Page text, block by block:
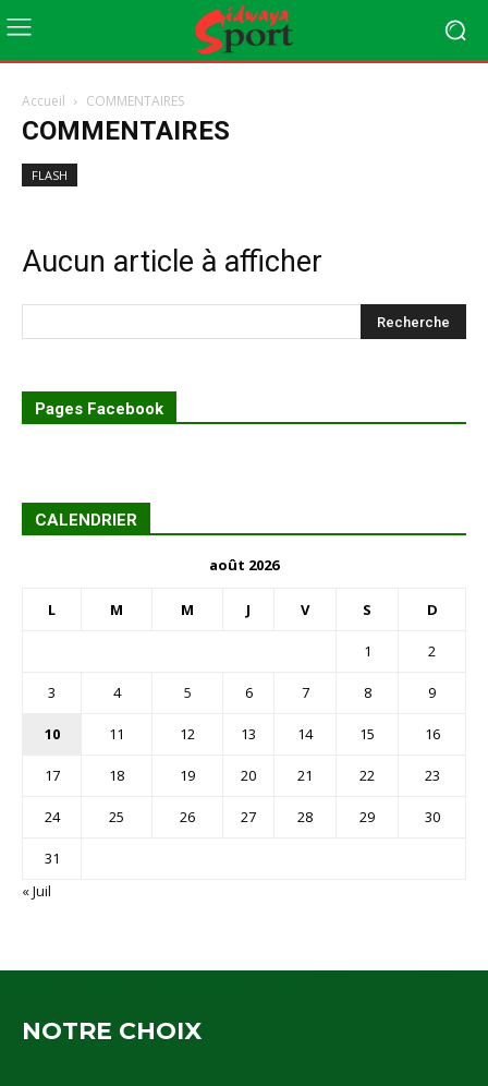
Accueil COMMENTAIRES
COMMENTAIRES
FLASH
Aucun article à afficher
Pages Facebook
CALENDRIER
août 2026
L M M J V S D
1 2
3 4 5 6 7 8 9
10 11 12 13 14 15 16
17 18 19 20 21 22 23
24 25 26 27 28 29 30
31
« Juil
NOTRE CHOIX